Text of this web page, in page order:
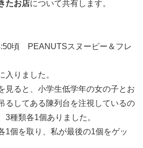
たお店について共有します。
頃 PEANUTSスヌーピー＆フレ
入りました。
見ると、小学生低学年の女の子とお
るしてある陳列台を注視しているの
3種類各1個ありました。
1個を取り、私が最後の1個をゲッ